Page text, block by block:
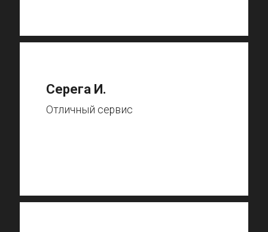
Серега И.
Отличный сервис